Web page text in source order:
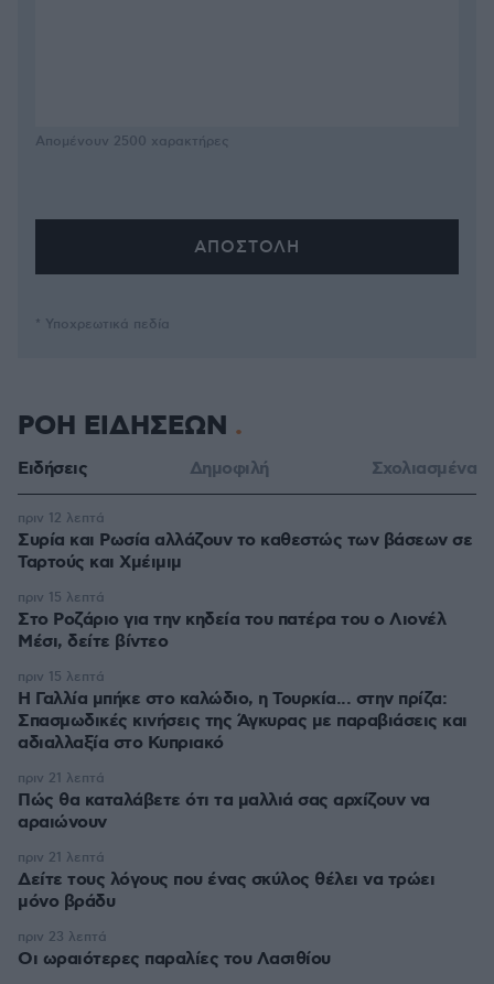
Απομένουν 2500 χαρακτήρες
* Υποχρεωτικά πεδία
ΡΟΗ ΕΙΔΗΣΕΩΝ
Ειδήσεις Δημοφιλή Σχολιασμένα
Συρία και Ρωσία αλλάζουν το καθεστώς των βάσεων σε
Ταρτούς και Χμέιμιμ
πριν 12 λεπτά
Στο Ροζάριο για την κηδεία του πατέρα του ο Λιονέλ
Μέσι, δείτε βίντεο
πριν 15 λεπτά
Η Γαλλία μπήκε στο καλώδιο, η Τουρκία... στην πρίζα:
Σπασμωδικές κινήσεις της Άγκυρας με παραβιάσεις και
αδιαλλαξία στο Κυπριακό
πριν 15 λεπτά
Πώς θα καταλάβετε ότι τα μαλλιά σας αρχίζουν να
αραιώνουν
πριν 21 λεπτά
Δείτε τους λόγους που ένας σκύλος θέλει να τρώει
μόνο βράδυ
πριν 21 λεπτά
Οι ωραιότερες παραλίες του Λασιθίου
πριν 23 λεπτά